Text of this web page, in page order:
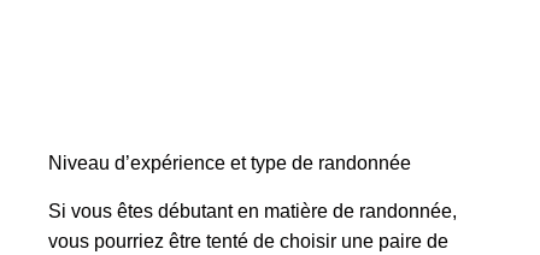
Niveau d’expérience et type de randonnée
Si vous êtes débutant en matière de randonnée,
vous pourriez être tenté de choisir une paire de